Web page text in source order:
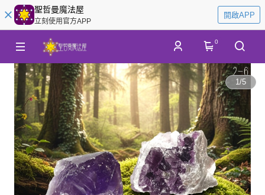
聖哲曼魔法屋
立刻使用官方APP
開啟APP
0
1/5